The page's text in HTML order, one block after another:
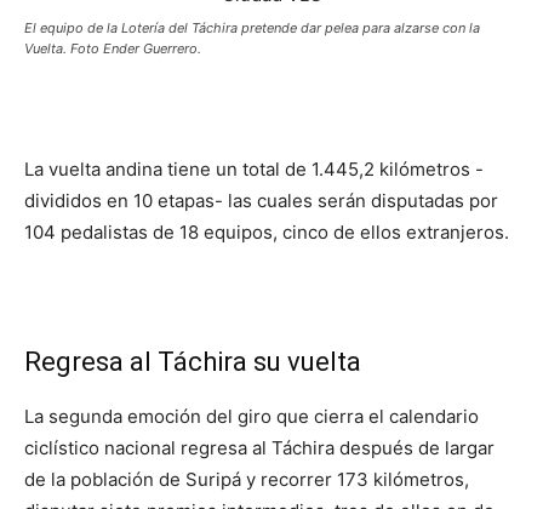
El equipo de la Lotería del Táchira pretende dar pelea para alzarse con la
Vuelta. Foto Ender Guerrero.
La vuelta andina tiene un total de 1.445,2 kilómetros -
divididos en 10 etapas- las cuales serán disputadas por
104 pedalistas de 18 equipos, cinco de ellos extranjeros.
Regresa al Táchira su vuelta
La segunda emoción del giro que cierra el calendario
ciclístico nacional regresa al Táchira después de largar
de la población de Suripá y recorrer 173 kilómetros,